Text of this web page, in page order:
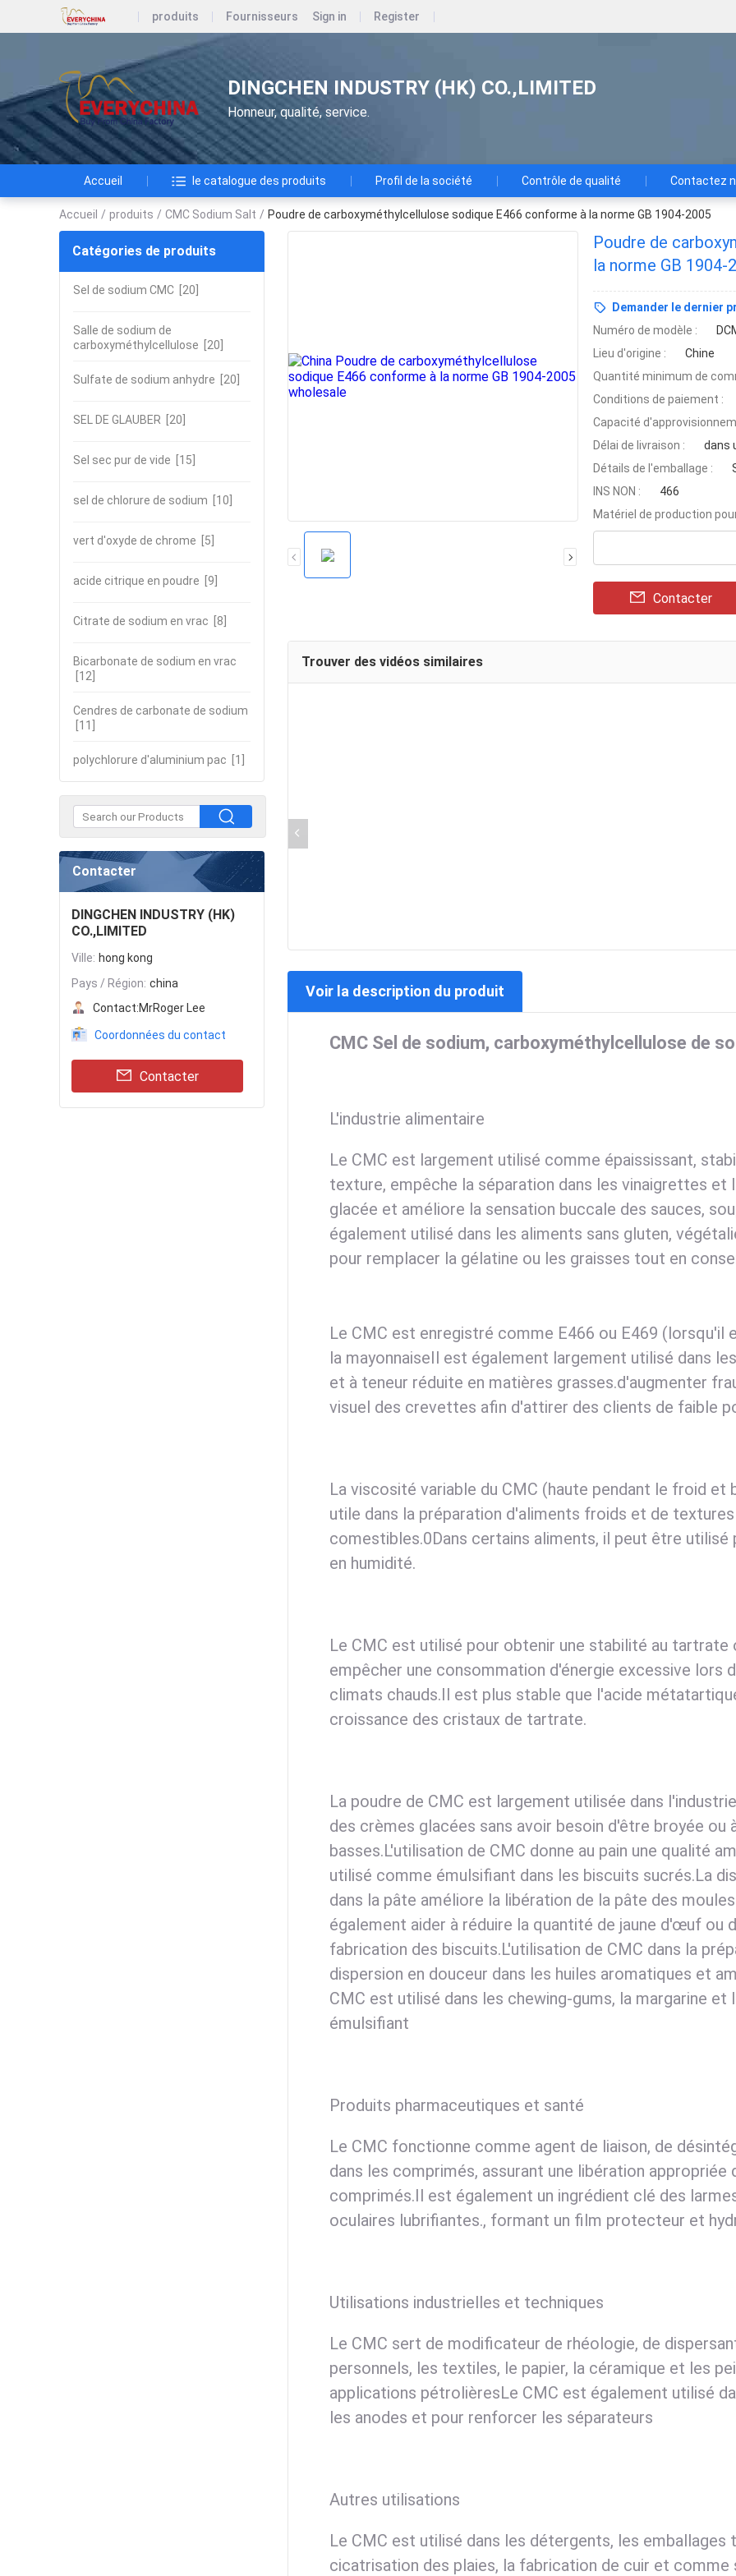
produits Fournisseurs Sign in Register
DINGCHEN INDUSTRY (HK) CO.,LIMITED
Honneur, qualité, service.
Accueil le catalogue des produits Profil de la société Contrôle de qualité Contactez
Accueil / produits / CMC Sodium Salt / Poudre de carboxyméthylcellulose sodique E466 conforme à la norme GB 1904-2005
Catégories de produits
Sel de sodium CMC [20]
Salle de sodium de
carboxyméthylcellulose [20]
Sulfate de sodium anhydre [20]
SEL DE GLAUBER [20]
Sel sec pur de vide [15]
sel de chlorure de sodium [10]
vert d'oxyde de chrome [5]
acide citrique en poudre [9]
Citrate de sodium en vrac [8]
Bicarbonate de sodium en vrac
[12]
Cendres de carbonate de sodium
[11]
polychlorure d'aluminium pac [1]
Contacter
DINGCHEN INDUSTRY (HK)
CO.,LIMITED
Ville: hong kong
Pays / Région: china
Contact:MrRoger Lee
Coordonnées du contact
Contacter
Poudre de
la norme GB 1904-
Demander le dernier
Numéro de modèle :
Lieu d'origine :
Chine
Quantité minimum de
Conditions de paiement :
Capacité
Délai de livraison :
dans
Détails de l'emballage :
INS NON :
466
Matériel de production
Contacter
Trouver des vidéos similaires
Voir la description du produit
CMC Sel de sodium, carboxyméthylcellulose de
L'industrie alimentaire
Le CMC est largement utilisé comme épaississant,
texture, empêche la séparation dans les vinaigrettes et
glacée et améliore la sensation buccale des sauces,
également utilisé dans les aliments sans gluten,
pour remplacer la gélatine ou les graisses tout en
Le CMC est enregistré comme E466 ou E469 (lorsqu'il
la mayonnaiseIl est également largement utilisé dans
et à teneur réduite en matières grasses.d'augmenter
visuel des crevettes afin d'attirer des clients de faible
La viscosité variable du CMC (haute pendant le froid et
utile dans la préparation d'aliments froids et de
comestibles.0Dans certains aliments, il peut être
en humidité.
Le CMC est utilisé pour obtenir une stabilité au tartrate
empêcher une consommation d'énergie excessive lors
climats chauds.Il est plus stable que l'acide
croissance des cristaux de tartrate.
La poudre de CMC est largement utilisée dans
des crèmes glacées sans avoir besoin d'être broyée
basses.L'utilisation de CMC donne au pain une qualité
utilisé comme émulsifiant dans les biscuits sucrés.La
dans la pâte améliore la libération de la pâte des
également aider à réduire la quantité de jaune d'œuf ou
fabrication des biscuits.L'utilisation de CMC dans la
dispersion en douceur dans les huiles aromatiques et
CMC est utilisé dans les chewing-gums, la margarine
émulsifiant
Produits pharmaceutiques et santé
Le CMC fonctionne comme agent de liaison, de
dans les comprimés, assurant une libération
comprimés.Il est également un ingrédient clé des
oculaires lubrifiantes., formant un film protecteur et
Utilisations industrielles et techniques
Le CMC sert de modificateur de rhéologie, de
personnels, les textiles, le papier, la céramique et les
applications pétrolièresLe CMC est également utilisé
les anodes et pour renforcer les séparateurs
Autres utilisations
Le CMC est utilisé dans les détergents, les emballages
cicatrisation des plaies, la fabrication de cuir et comme